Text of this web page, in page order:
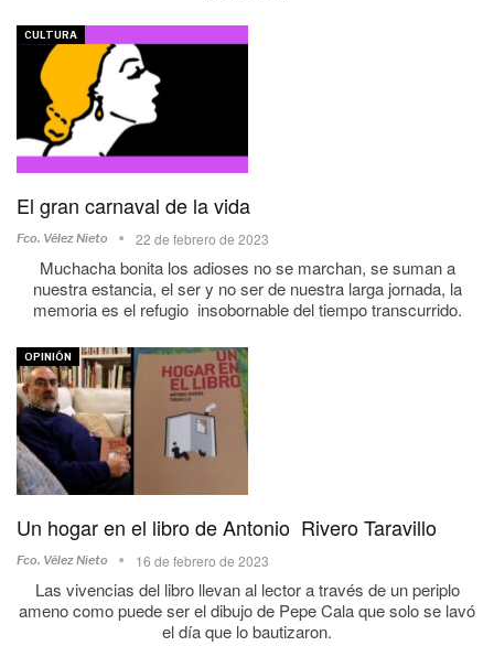
CULTURA
El gran carnaval de la vida
Fco. Vélez Nieto 22 de febrero de 2023
Muchacha bonita los adioses no se marchan, se suman a
nuestra estancia, el ser y no ser de nuestra larga jornada, la
memoria es el refugio insobornable del tiempo transcurrido.
OPINIÓN
Un hogar en el libro de Antonio Rivero Taravillo
Fco. Vélez Nieto 16 de febrero de 2023
Las vivencias del libro llevan al lector a través de un periplo
ameno como puede ser el dibujo de Pepe Cala que solo se lavó
el día que lo bautizaron.